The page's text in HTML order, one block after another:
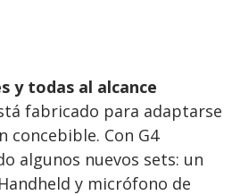
y todas al alcance
fabricado para adaptarse
concebible. Con G4
algunos nuevos sets: un
y micrófono de